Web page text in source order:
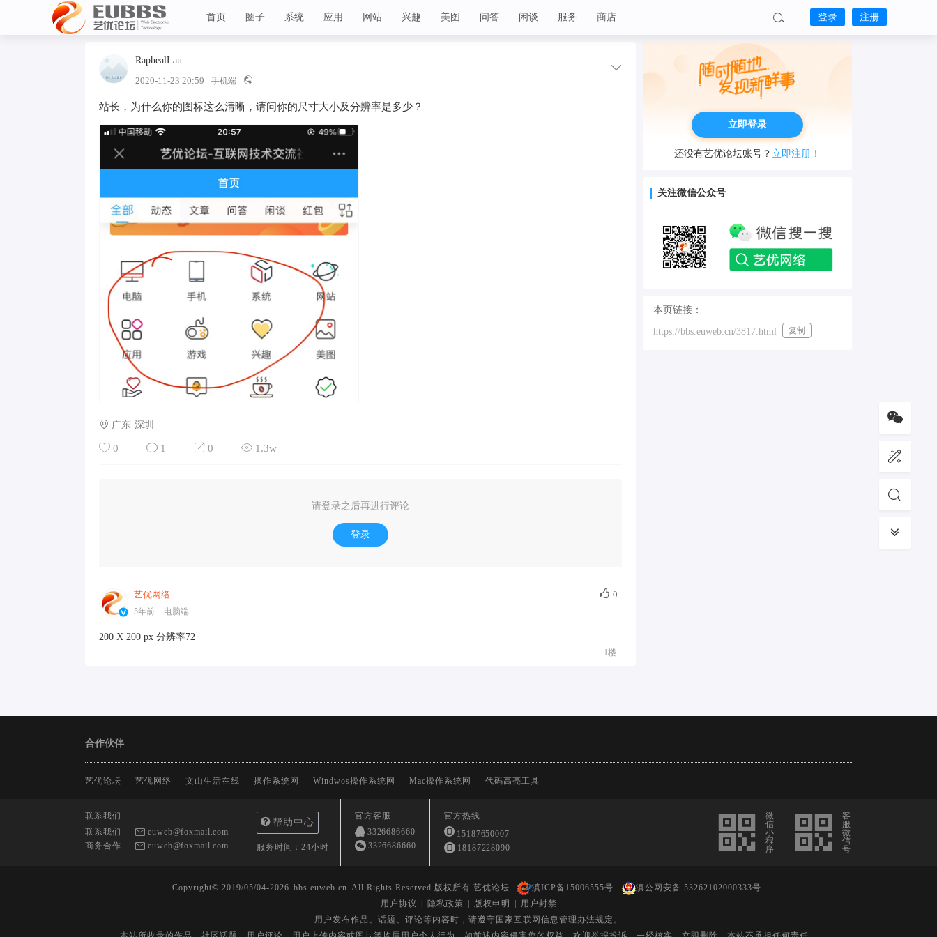
首页 圈子 系统 应用 网站 兴趣 美图 问答 闲谈 服务 商店 登录 注册
RaphealLau
2020-11-23 20:59 手机端
站长，为什么你的图标这么清晰，请问你的尺寸大小及分辨率是多少？
广东·深圳
0 1 0 1.3w
请登录之后再进行评论
登录
0
艺优网络
5年前
电脑端
200 X 200 px 分辨率72
1楼
立即登录
还没有艺优论坛账号？ 立即注册！
关注微信公众号
本页链接：
https://bbs.euweb.cn/3817.html 复制
合作伙伴
艺优论坛 艺优网络 文山生活在线 操作系统网 Windwos操作系统网 Mac操作系统网 代码高亮工具
联系我们
联系我们
euweb@foxmail.com
商务合作
euweb@foxmail.com
帮助中心
服务时间：24小时
官方客服
3326686660
3326686660
官方热线
15187650007
18187228090
客
服
微
信
号
微
信
小
程
序
Copyright© 2019/05/04-2026 bbs.euweb.cn All Rights Reserved 版权所有 艺优论坛 滇ICP备15006555号
滇公网安备 53262102000333号
用户协议
隐私政策 版权申明
用户封禁
用户发布作品、话题、评论等内容时，请遵守国家互联网信息管理办法规定。